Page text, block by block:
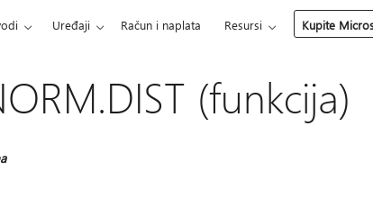
Uređaji Račun i naplata Resursi Kupite
(funkcija)